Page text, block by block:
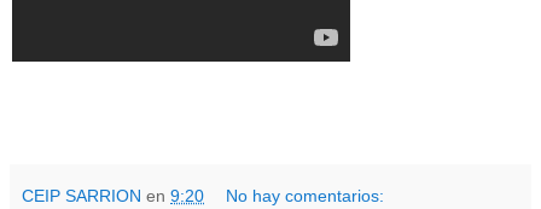
CEIP SARRION en 9:20 No hay comentarios: